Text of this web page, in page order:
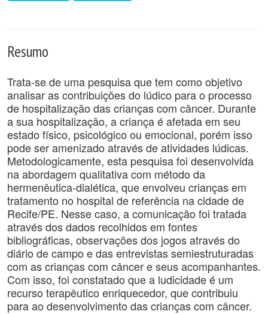
Resumo
Trata-se de uma pesquisa que tem como objetivo
analisar as contribuições do lúdico para o processo
de hospitalização das crianças com câncer. Durante
a sua hospitalização, a criança é afetada em seu
estado físico, psicológico ou emocional, porém isso
pode ser amenizado através de atividades lúdicas.
Metodologicamente, esta pesquisa foi desenvolvida
na abordagem qualitativa com método da
hermenêutica-dialética, que envolveu crianças em
tratamento no hospital de referência na cidade de
Recife/PE. Nesse caso, a comunicação foi tratada
através dos dados recolhidos em fontes
bibliográficas, observações dos jogos através do
diário de campo e das entrevistas semiestruturadas
com as crianças com câncer e seus acompanhantes.
Com isso, foi constatado que a ludicidade é um
recurso terapêutico enriquecedor, que contribuiu
para ao desenvolvimento das crianças com câncer.